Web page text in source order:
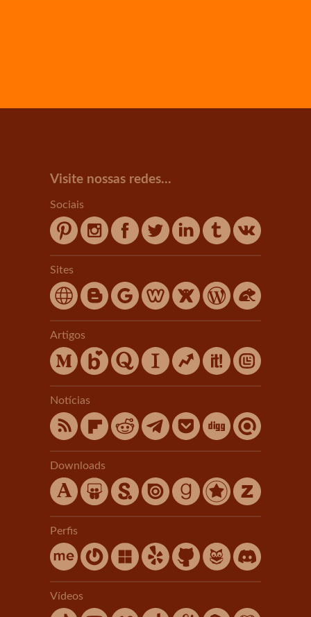
Visite nossas redes...
Sociais
Sites
Artigos
Notícias
Downloads
Perfis
Vídeos